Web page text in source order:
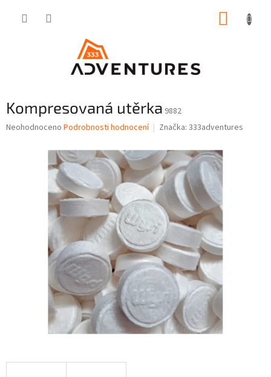
Kompresovaná utěrka 9882
Průměrné
Neohodnoceno Podrobnosti hodnocení Značka: 333adventures